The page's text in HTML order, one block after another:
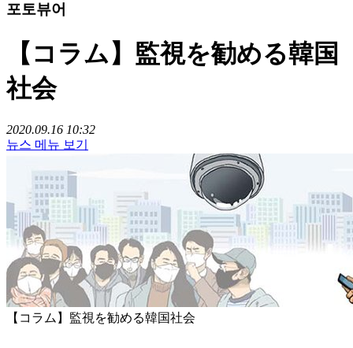
포토뷰어
【コラム】監視を勧める韓国
社会
2020.09.16 10:32
뉴스 메뉴 보기
【コラム】監視を勧める韓国社会